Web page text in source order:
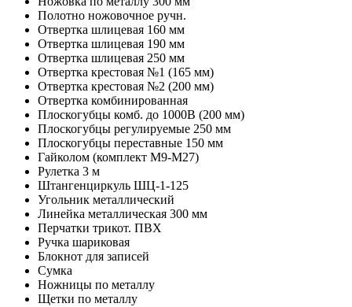
Полотно ножовочное ручн.
Отвертка шлицевая 160 мм
Отвертка шлицевая 190 мм
Отвертка шлицевая 250 мм
Отвертка крестовая №1 (165 мм)
Отвертка крестовая №2 (200 мм)
Отвертка комбинированная
Плоскогубцы комб. до 1000В (200 мм)
Плоскогубцы регулируемые 250 мм
Плоскогубцы переставные 150 мм
Гайколом (комплект М9-М27)
Рулетка 3 м
Штангенциркуль ШЦ-1-125
Угольник металлический
Линейка металлическая 300 мм
Перчатки трикот. ПВХ
Ручка шариковая
Блокнот для записей
Сумка
Ножницы по металлу
Щетки по металлу